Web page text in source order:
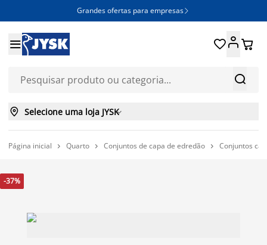
Grandes ofertas para empresas 


 
 Selecione uma loja JYSK
Página inicial  Quarto  Conjuntos de capa de edredão  Conjuntos
-37%